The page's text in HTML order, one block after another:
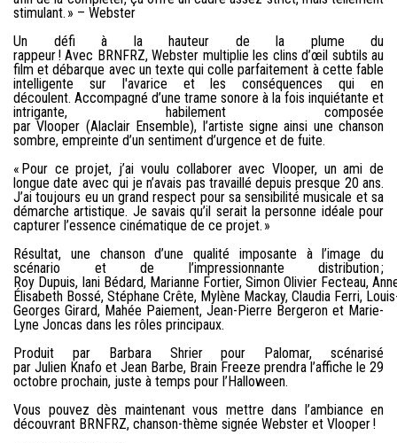
stimulant. » – Webster
Un défi à la hauteur de la plume du
rappeur ! Avec BRNFRZ, Webster multiplie les clins d’œil subtils au
film et débarque avec un texte qui colle parfaitement à cette fable
intelligente sur l'avarice et les conséquences qui en
découlent. Accompagné d’une trame sonore à la fois inquiétante et
intrigante, habilement composée
par Vlooper (Alaclair Ensemble), l’artiste signe ainsi une chanson
sombre, empreinte d’un sentiment d’urgence et de fuite.
« Pour ce projet, j’ai voulu collaborer avec Vlooper, un ami de
longue date avec qui je n’avais pas travaillé depuis presque 20 ans.
J’ai toujours eu un grand respect pour sa sensibilité musicale et sa
démarche artistique. Je savais qu’il serait la personne idéale pour
capturer l’essence cinématique de ce projet. »
Résultat, une chanson d’une qualité imposante à l’image du
scénario et de l’impressionnante distribution ;
Roy Dupuis, Iani Bédard, Marianne Fortier, Simon Olivier Fecteau,
Élisabeth Bossé, Stéphane Crête, Mylène Mackay, Claudia Ferri,
Georges Girard, Mahée Paiement, Jean-Pierre Bergeron et Marie-
Lyne Joncas dans les rôles principaux.
Produit par Barbara Shrier pour Palomar, scénarisé
par Julien Knafo et Jean Barbe, Brain Freeze prendra l’affiche le 29
octobre prochain, juste à temps pour l’Halloween.
Vous pouvez dès maintenant vous mettre dans l’ambiance en
découvrant BRNFRZ, chanson-thème signée Webster et Vlooper !